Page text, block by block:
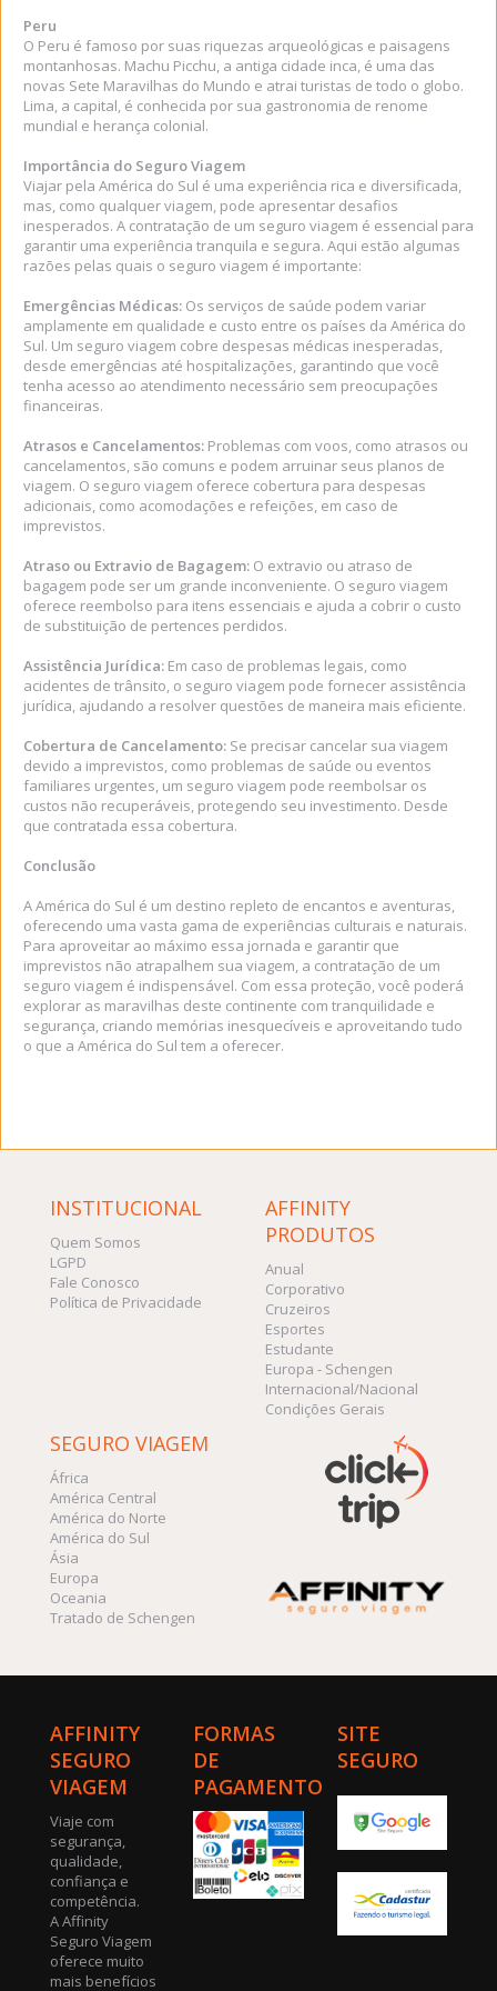
Peru
O Peru é famoso por suas riquezas arqueológicas e paisagens
montanhosas. Machu Picchu, a antiga cidade inca, é uma das
novas Sete Maravilhas do Mundo e atrai turistas de todo o globo.
Lima, a capital, é conhecida por sua gastronomia de renome
mundial e herança colonial.
Importância do Seguro Viagem
Viajar pela América do Sul é uma experiência rica e diversificada,
mas, como qualquer viagem, pode apresentar desafios
inesperados. A contratação de um seguro viagem é essencial para
garantir uma experiência tranquila e segura. Aqui estão algumas
razões pelas quais o seguro viagem é importante:
Emergências Médicas: Os serviços de saúde podem variar
amplamente em qualidade e custo entre os países da América do
Sul. Um seguro viagem cobre despesas médicas inesperadas,
desde emergências até hospitalizações, garantindo que você
tenha acesso ao atendimento necessário sem preocupações
financeiras.
Atrasos e Cancelamentos: Problemas com voos, como atrasos ou
cancelamentos, são comuns e podem arruinar seus planos de
viagem. O seguro viagem oferece cobertura para despesas
adicionais, como acomodações e refeições, em caso de
imprevistos.
Atraso ou Extravio de Bagagem: O extravio ou atraso de
bagagem pode ser um grande inconveniente. O seguro viagem
oferece reembolso para itens essenciais e ajuda a cobrir o custo
de substituição de pertences perdidos.
Assistência Jurídica: Em caso de problemas legais, como
acidentes de trânsito, o seguro viagem pode fornecer assistência
jurídica, ajudando a resolver questões de maneira mais eficiente.
Cobertura de Cancelamento: Se precisar cancelar sua viagem
devido a imprevistos, como problemas de saúde ou eventos
familiares urgentes, um seguro viagem pode reembolsar os
custos não recuperáveis, protegendo seu investimento. Desde
que contratada essa cobertura.
Conclusão
A América do Sul é um destino repleto de encantos e aventuras,
oferecendo uma vasta gama de experiências culturais e naturais.
Para aproveitar ao máximo essa jornada e garantir que
imprevistos não atrapalhem sua viagem, a contratação de um
seguro viagem é indispensável. Com essa proteção, você poderá
explorar as maravilhas deste continente com tranquilidade e
segurança, criando memórias inesquecíveis e aproveitando tudo
o que a América do Sul tem a oferecer.
INSTITUCIONAL
Quem Somos
LGPD
Fale Conosco
Política de Privacidade
AFFINITY
PRODUTOS
Anual
Corporativo
Cruzeiros
Esportes
Estudante
Europa - Schengen
Internacional/Nacional
Condições Gerais
SEGURO VIAGEM
África
América Central
América do Norte
América do Sul
Ásia
Europa
Oceania
Tratado de Schengen
AFFINITY
SEGURO
VIAGEM
Viaje com
segurança,
qualidade,
confiança e
competência.
A Affinity
Seguro Viagem
oferece muito
mais benefícios
FORMAS
DE
PAGAMENTO
SITE
SEGURO